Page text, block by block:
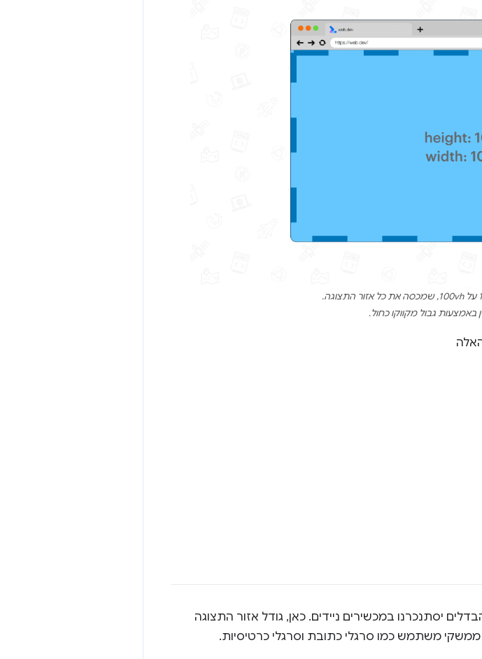
באמצעות גבול מקווקו כחול.
יסתנכרנו במכשירים ניידים. כאן, גודל אזור התצוגה
משתמש כמו סרגלי כתובת וסרגלי כרטיסיות.